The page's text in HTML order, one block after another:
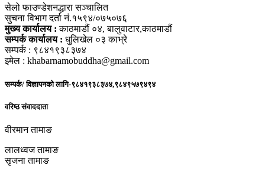
सेलो फाउण्डेशनद्धारा सञ्चालित
सुचना विभाग दर्ता नं.१५९४/०७५०७६
मुख्य कार्यालय : काठमाडौं ०४, बालुवाटार,काठमाडौं
सम्पर्क कार्यालय : धुलिखेल ०३ काभ्रे
सम्पर्क : ९८४१९३८३७४
इमेल : khabarnamobuddha@gmail.com
सम्पर्क/ विज्ञापनको लागि-९८४१९३८३७४,९८४९५७९४९४
वरिष्ठ संवाददाता
वीरमान तामाङ
लालध्वज तामाङ
सृजना तामाङ